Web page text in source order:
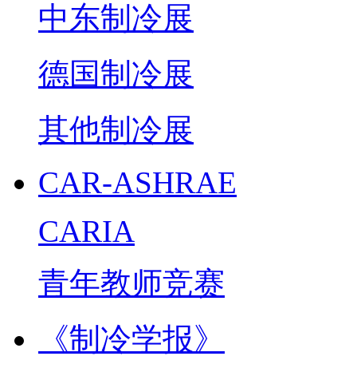
中东制冷展
德国制冷展
其他制冷展
CAR-ASHRAE
CARIA
青年教师竞赛
《制冷学报》